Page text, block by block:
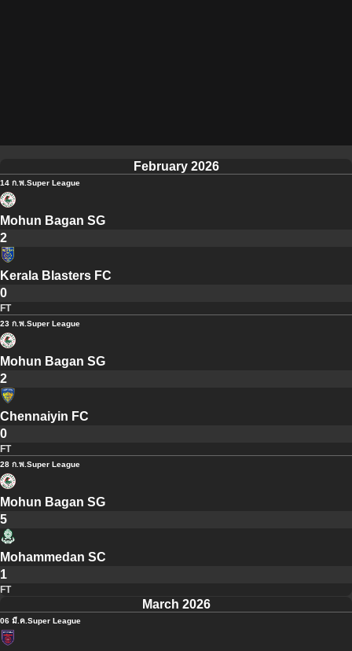
February 2026
14 ก.พ.Super League
Mohun Bagan SG
2
Kerala Blasters FC
0
FT
23 ก.พ.Super League
Mohun Bagan SG
2
Chennaiyin FC
0
FT
28 ก.พ.Super League
Mohun Bagan SG
5
Mohammedan SC
1
FT
March 2026
06 มี.ค.Super League